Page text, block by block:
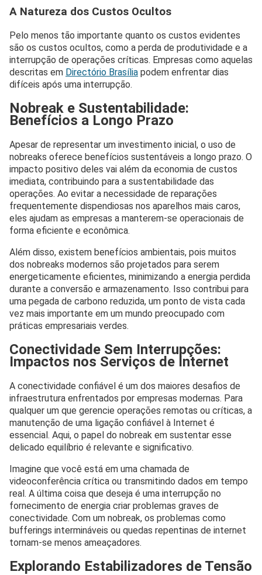
A Natureza dos Custos Ocultos
Pelo menos tão importante quanto os custos evidentes
são os custos ocultos, como a perda de produtividade e a
interrupção de operações críticas. Empresas como aquelas
descritas em Directório Brasília podem enfrentar dias
difíceis após uma interrupção.
Nobreak e Sustentabilidade:
Benefícios a Longo Prazo
Apesar de representar um investimento inicial, o uso de
nobreaks oferece benefícios sustentáveis a longo prazo. O
impacto positivo deles vai além da economia de custos
imediata, contribuindo para a sustentabilidade das
operações. Ao evitar a necessidade de reparações
frequentemente dispendiosas nos aparelhos mais caros,
eles ajudam as empresas a manterem-se operacionais de
forma eficiente e econômica.
Além disso, existem benefícios ambientais, pois muitos
dos nobreaks modernos são projetados para serem
energeticamente eficientes, minimizando a energia perdida
durante a conversão e armazenamento. Isso contribui para
uma pegada de carbono reduzida, um ponto de vista cada
vez mais importante em um mundo preocupado com
práticas empresariais verdes.
Conectividade Sem Interrupções:
Impactos nos Serviços de Internet
A conectividade confiável é um dos maiores desafios de
infraestrutura enfrentados por empresas modernas. Para
qualquer um que gerencie operações remotas ou críticas, a
manutenção de uma ligação confiável à Internet é
essencial. Aqui, o papel do nobreak em sustentar esse
delicado equilíbrio é relevante e significativo.
Imagine que você está em uma chamada de
videoconferência crítica ou transmitindo dados em tempo
real. A última coisa que deseja é uma interrupção no
fornecimento de energia criar problemas graves de
conectividade. Com um nobreak, os problemas como
bufferings intermináveis ou quedas repentinas de internet
tornam-se menos ameaçadores.
Explorando Estabilizadores de Tensão